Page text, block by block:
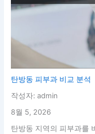
탄방동 피부과 비교 분석
작성자: admin
8월 5, 2026
탄방동 지역의 피부과를